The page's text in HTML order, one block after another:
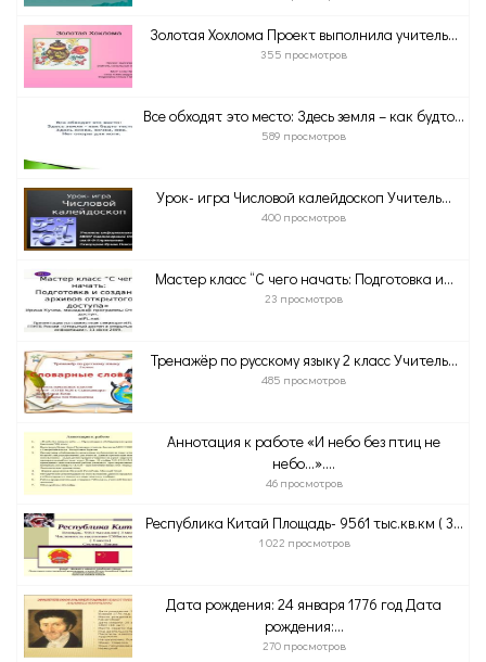
Золотая Хохлома Проект выполнила учитель...
355 просмотров
Все обходят это место: Здесь земля – как будто...
589 просмотров
Урок- игра Числовой калейдоскоп Учитель...
400 просмотров
Мастер класс “С чего начать: Подготовка и...
23 просмотров
Тренажёр по русскому языку 2 класс Учитель...
485 просмотров
Аннотация к работе «И небо без птиц не
небо…»....
46 просмотров
Республика Китай Площадь- 9561 тыс.кв.км ( 3...
1 022 просмотров
Дата рождения: 24 января 1776 год Дата
рождения:...
270 просмотров